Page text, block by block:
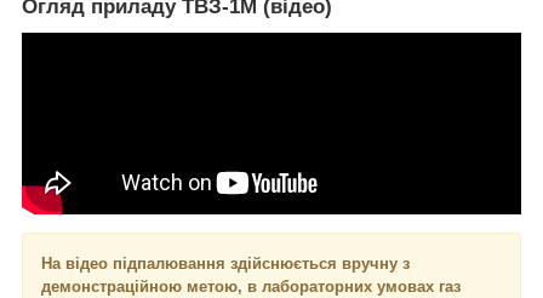
Огляд приладу ТВЗ-1М (відео)
На відео підпалювання здійснюється вручну з
демонстраційною метою, в лабораторних умовах газ